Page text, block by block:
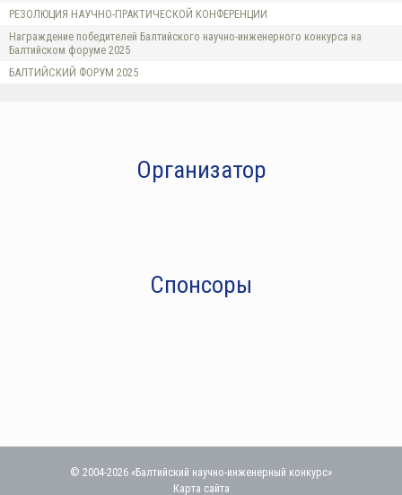
РЕЗОЛЮЦИЯ НАУЧНО-ПРАКТИЧЕСКОЙ КОНФЕРЕНЦИИ
Награждение победителей Балтийского научно-инженерного конкурса на
Балтийском форуме 2025
БАЛТИЙСКИЙ ФОРУМ 2025
Организатор
Спонсоры
© 2004-2026 «Балтийский научно-инженерный конкурс»
Карта сайта